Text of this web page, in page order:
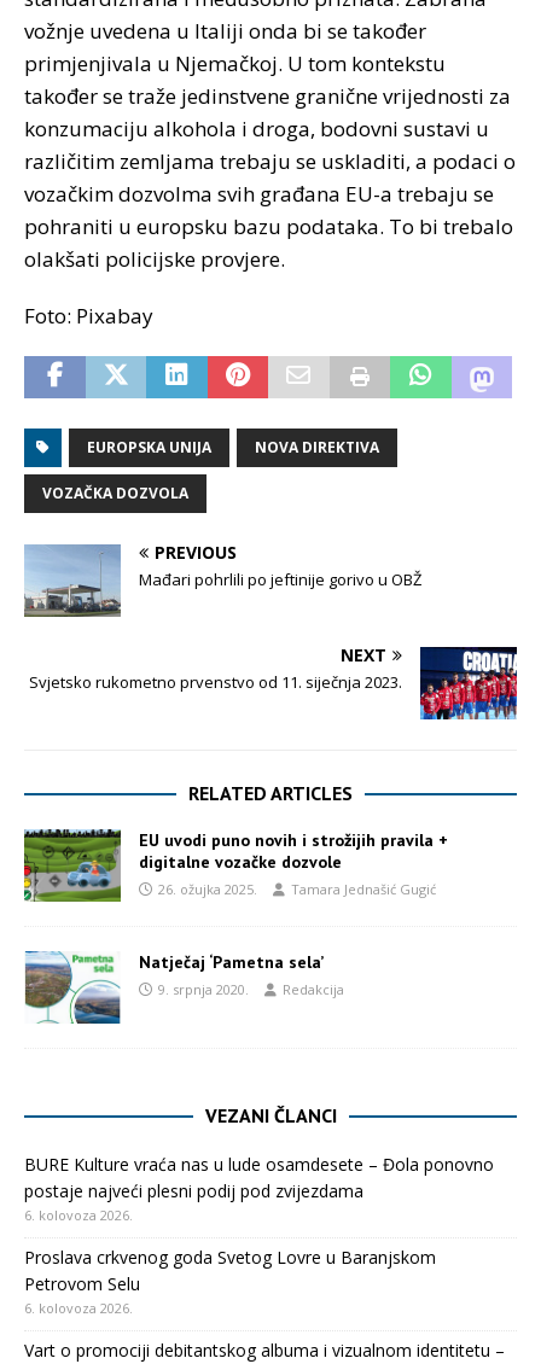
vožnje uvedena u Italiji onda bi se također
primjenjivala u Njemačkoj. U tom kontekstu
također se traže jedinstvene granične vrijednosti za
konzumaciju alkohola i droga, bodovni sustavi u
različitim zemljama trebaju se uskladiti, a podaci o
vozačkim dozvolma svih građana EU-a trebaju se
pohraniti u europsku bazu podataka. To bi trebalo
olakšati policijske provjere.
Foto: Pixabay
EUROPSKA UNIJA NOVA DIREKTIVA
VOZAČKA DOZVOLA
PREVIOUS
Mađari pohrlili po jeftinije gorivo u OBŽ
NEXT
Svjetsko rukometno prvenstvo od 11. siječnja 2023.
RELATED ARTICLES
EU uvodi puno novih i strožijih pravila +
digitalne vozačke dozvole
26. ožujka 2025. Tamara Jednašić Gugić
Natječaj ‘Pametna sela’
9. srpnja 2020. Redakcija
VEZANI ČLANCI
BURE Kulture vraća nas u lude osamdesete – Đola ponovno
postaje najveći plesni podij pod zvijezdama
6. kolovoza 2026.
Proslava crkvenog goda Svetog Lovre u Baranjskom
Petrovom Selu
6. kolovoza 2026.
Vart o promociji debitantskog albuma i vizualnom identitetu –